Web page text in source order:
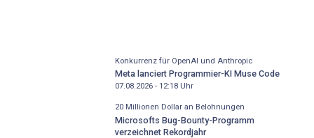
Konkurrenz für OpenAI und Anthropic
Meta lanciert Programmier-KI Muse Code
07.08.2026 - 12:18Uhr
20 Millionen Dollar an Belohnungen
Microsofts Bug-Bounty-Programm
verzeichnet Rekordjahr